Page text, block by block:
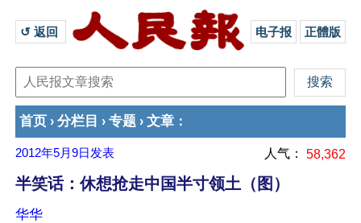
↺ 返回 电子报 正體版
首页 › 分栏目 › 专题 › 文章 ：
2012年5月9日 发表 人气： 58,362
半笑话：休想抢走中国半寸领土（图）
华华